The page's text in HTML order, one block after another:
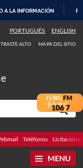
A LA INFORMACIÓN
PORTUGUÊS ENGLISH
ALTO MAPA DEL SITIO
Teléfonos Licitaciones
MENU